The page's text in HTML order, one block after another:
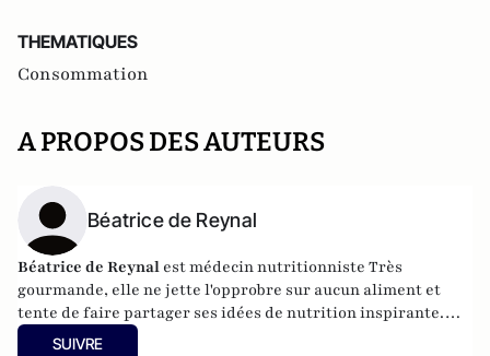
THEMATIQUES
Consommation
A PROPOS DES AUTEURS
Béatrice de Reynal
Béatrice de Reynal est médecin nutritionniste Très
gourmande, elle ne jette l'opprobre sur aucun aliment et
tente de faire partager ses idées de nutrition inspirante.
Elle est par ailleurs l'auteur du blog "
SUIVRE